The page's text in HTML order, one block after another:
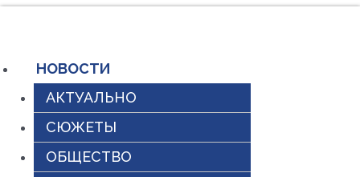
содержимому
НОВОСТИ
АКТУАЛЬНО
СЮЖЕТЫ
ОБЩЕСТВО